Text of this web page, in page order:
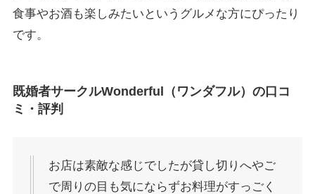
食事やお酒も楽しみたいというグルメな方にぴったり
です。
既婚者サークルWonderful（ワンダフル）の口コ
ミ・評判
お店は素敵な感じでしたが貸し切りへやご
で周りの目も気にならずお料理がすっごく